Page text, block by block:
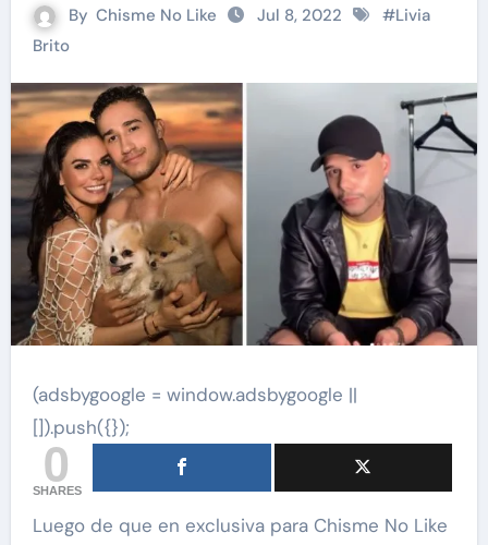
By Chisme No Like Jul 8, 2022 #Livia
Brito
(adsbygoogle = window.adsbygoogle ||
[]).push({});
0
SHARES
Luego de que en exclusiva para Chisme No Like